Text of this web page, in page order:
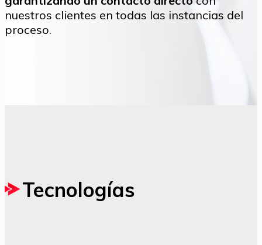
nuestros clientes en todas las instancias del
proceso.
Tecnologías